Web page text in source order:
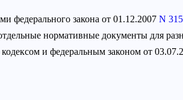
федерального закона от 01.12.2007 N
нормативные документы для
и федеральным законом от